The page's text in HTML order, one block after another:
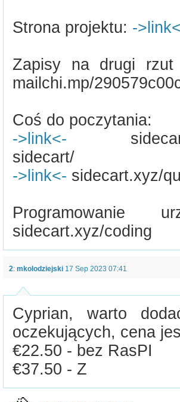
Strona projektu: -
Zapisy na drugi
mailchi.mp/
Coś do poczytania:
->link<-
sidecart/
->link<- sidecart.xyz/
Programowanie
sidecart.xyz/coding
2: mkolodziejski 17 Sep 2023 07:41
Cyprian, warto
oczekujących, cena
€22.50 - bez RasPI
€37.50 - Z